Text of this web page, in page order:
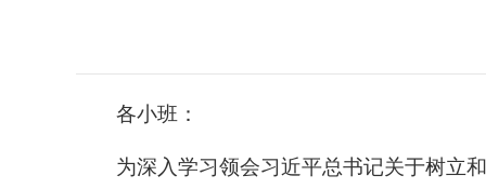
各小班：
为深入学习领会习近平总书记关于树立